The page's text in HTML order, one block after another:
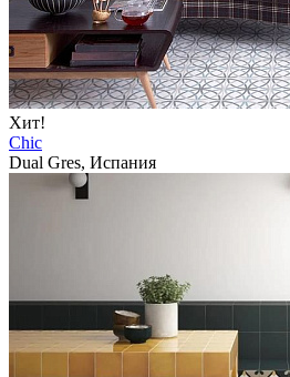
Хит!
Chic
Dual Gres, Испания